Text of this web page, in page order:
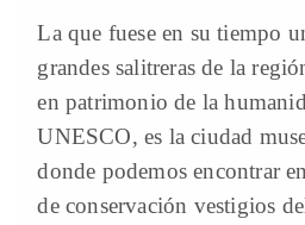
La que fuese en su tiempo
grandes salitreras de la
en patrimonio de la
UNESCO, es la ciudad
donde podemos encontrar
de conservación vestigios